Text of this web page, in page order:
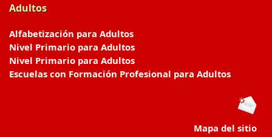
Adultos
Alfabetización para Adultos
Nivel Primario para Adultos
Nivel Primario para Adultos
Escuelas con Formación Profesional para Adultos
Mapa del sitio